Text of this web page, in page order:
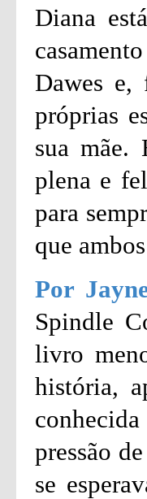
Diana
Dawes
próprias
sua mãe.
plena e
para
que
Por
Spindle
livro
história,
pressão
se